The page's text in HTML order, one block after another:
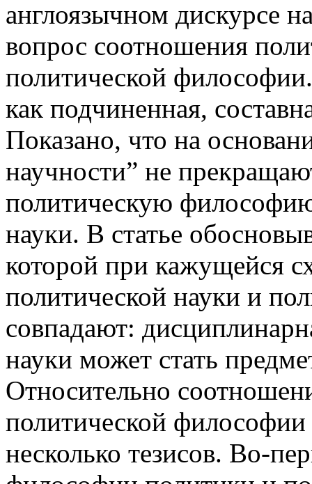
англоязычном дискурсе
вопрос соотношения
политической
как подчиненная,
Показано, что на
научности” не
политическую
науки. В статье
которой при кажущейся
политической науки и
совпадают:
науки может стать
Относительно
политической философии
несколько тезисов. Во-